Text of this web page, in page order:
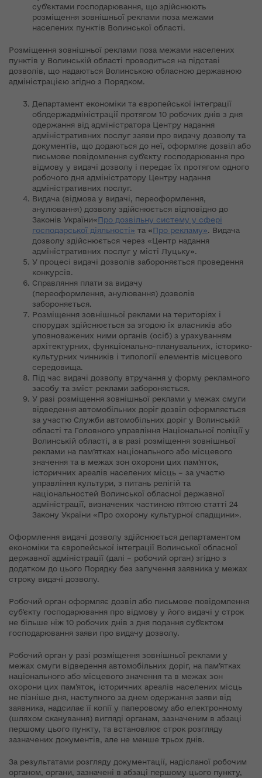
суб’єктами господарювання, що здійснюють
розміщення зовнішньої реклами поза межами
населених пунктів Волинської області.
Розміщення зовнішньої реклами поза межами населених
пунктів у Волинській області проводиться на підставі
дозволів, що надаються Волинською обласною державною
адміністрацією згідно з Порядком.
Департамент економіки та європейської інтеграції
облдержадміністрації протягом 10 робочих днів з дня
одержання від адміністратора Центру надання
адміністративних послуг заяви про видачу дозволу та
документів, що додаються до неї, оформляє дозвіл або
письмове повідомлення суб’єкту господарювання про
відмову у видачі дозволу і передає їх протягом одного
робочого дня адміністратору Центру надання
адміністративних послуг.
Видача (відмова у видачі, переоформлення,
анулювання) дозволу здійснюється відповідно до
Законів України«Про дозвільну систему у сфері
господарської діяльності» та «Про рекламу». Видача
дозволу здійснюється через «Центр надання
адміністративних послуг у місті Луцьку».
У процесі видачі дозволів забороняється проведення
конкурсів.
Справляння плати за видачу
(переоформлення, анулювання) дозволів
забороняється.
Розміщення зовнішньої реклами на територіях і
спорудах здійснюється за згодою їх власників або
уповноважених ними органів (осіб) з урахуванням
архітектурних, функціонально-планувальних, історико-
культурних чинників і типології елементів місцевого
середовища.
Під час видачі дозволу втручання у форму рекламного
засобу та зміст реклами забороняється.
У разі розміщення зовнішньої реклами у межах смуги
відведення автомобільних доріг дозвіл оформляється
за участю Служби автомобільних доріг у Волинській
області та Головного управління Національної поліції у
Волинській області, а в разі розміщення зовнішньої
реклами на пам’ятках національного або місцевого
значення та в межах зон охорони цих пам’яток,
історичних ареалів населених місць – за участю
управління культури, з питань релігій та
національностей Волинської обласної державної
адміністрації, визначених частиною п'ятою статті 24
Закону України «Про охорону культурної спадщини».
Оформлення видачі дозволу здійснюється департаментом
економіки та європейської інтеграції Волинської обласної
державної адміністрації (далі – робочий орган) згідно з
додатком до цього Порядку без залучення заявника у межах
строку видачі дозволу.
Робочий орган оформляє дозвіл або письмове повідомлення
суб’єкту господарювання про відмову у його видачі у строк
не більше ніж 10 робочих днів з дня подання суб'єктом
господарювання заяви про видачу дозволу.
Робочий орган у разі розміщення зовнішньої реклами у
межах смуги відведення автомобільних доріг, на пам’ятках
національного або місцевого значення та в межах зон
охорони цих пам’яток, історичних ареалів населених місць
не пізніше дня, наступного за днем одержання заяви від
заявника, надсилає її копії у паперовому або електронному
(шляхом сканування) вигляді органам, зазначеним в абзаці
першому цього пункту, та встановлює строк розгляду
зазначених документів, але не менше трьох днів.
За результатами розгляду документації, надісланої робочим
органом, органи, зазначені в абзаці першому цього пункту,